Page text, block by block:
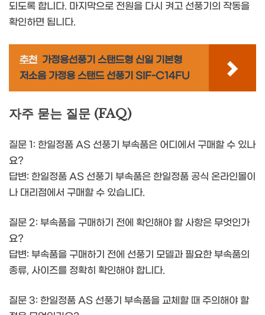
되도록 합니다. 마지막으로 전원을 다시 켜고 선풍기의 작동을
확인하면 됩니다.
추천 가정용선풍기 스탠드형 신일 기본형
저소음 가정용 스탠드 선풍기 SIF-C14FU
자주 묻는 질문 (FAQ)
질문 1: 한일정품 AS 선풍기 부속품은 어디에서 구매할 수 있나
요?
답변: 한일정품 AS 선풍기 부속품은 한일정품 공식 온라인몰이
나 대리점에서 구매할 수 있습니다.
질문 2: 부속품을 구매하기 전에 확인해야 할 사항은 무엇인가
요?
답변: 부속품을 구매하기 전에 선풍기 모델과 필요한 부속품의
종류, 사이즈를 정확히 확인해야 합니다.
질문 3: 한일정품 AS 선풍기 부속품을 교체할 때 주의해야 할